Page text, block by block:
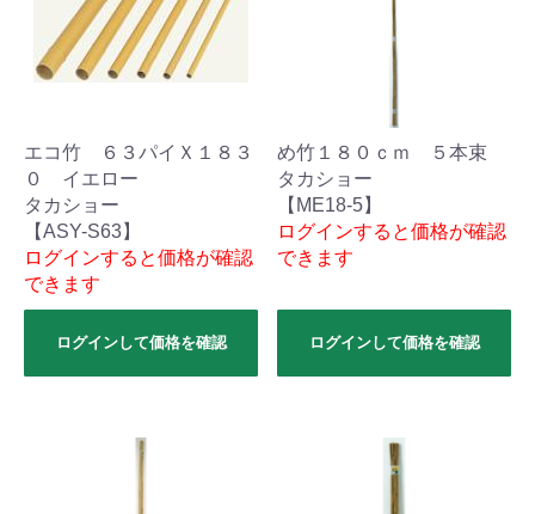
エコ竹 ６３パイＸ１８３
０ イエロー
タカショー
【ASY-S63】
ログインすると価格が確認
できます
ログインして価格を確認
め竹１８０ｃｍ ５本束
タカショー
【ME18-5】
ログインすると価格が確認
できます
ログインして価格を確認